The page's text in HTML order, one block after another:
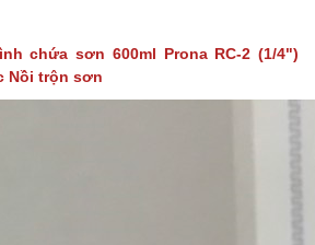
chứa sơn 600ml Prona RC-2 (1/4")
Nồi trộn sơn